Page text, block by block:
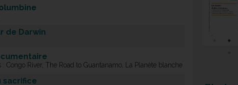
de Darwin
Congo River, The Road to Guantanamo, La Planète blanche
sacrifice